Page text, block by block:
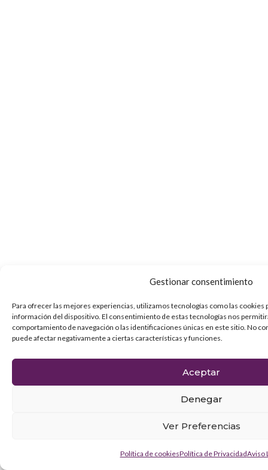
Gestionar consentimiento
Para ofrecer las mejores experiencias, utilizamos tecnologías como las cookies
información del dispositivo. El consentimiento de estas tecnologías nos
comportamiento de navegación o las identificaciones únicas en este sitio. No
puede afectar negativamente a ciertas características y funciones.
Aceptar
Denegar
Ver Preferencias
Política de cookiesPolítica de PrivacidadAviso